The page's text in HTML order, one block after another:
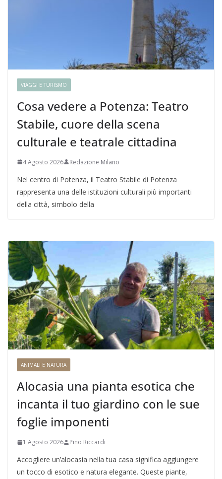
VIAGGI E TURISMO
Cosa vedere a Potenza: Teatro
Stabile, cuore della scena
culturale e teatrale cittadina
4 Agosto 2026 Redazione Milano
Nel centro di Potenza, il Teatro Stabile di Potenza
rappresenta una delle istituzioni culturali più importanti
della città, simbolo della
ANIMALI E NATURA
Alocasia una pianta esotica che
incanta il tuo giardino con le sue
foglie imponenti
1 Agosto 2026 Pino Riccardi
Accogliere un’alocasia nella tua casa significa aggiungere
un tocco di esotico e natura elegante. Queste piante,